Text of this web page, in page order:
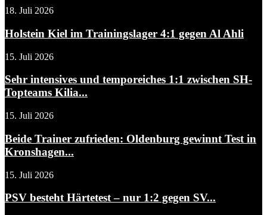
18. Juli 2026
Holstein Kiel im Trainingslager 4:1 gegen Al Ahli
15. Juli 2026
Sehr intensives und temporeiches 1:1 zwischen SH-
Topteams Kilia...
15. Juli 2026
Beide Trainer zufrieden: Oldenburg gewinnt Test in
Kronshagen...
15. Juli 2026
PSV besteht Härtetest – nur 1:2 gegen SV...